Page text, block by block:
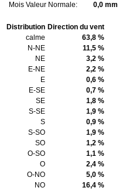
Mois Valeur Normale:
0,0 mm
Distribution Direction du vent
calme
63,8 %
N-NE
11,5 %
NE
3,2 %
E-NE
2,2 %
E
0,6 %
E-SE
0,7 %
SE
1,8 %
S-SE
1,9 %
S
0,9 %
S-SO
1,9 %
SO
1,2 %
O-SO
1,1 %
O
2,4 %
O-NO
5,0 %
NO
16,4 %